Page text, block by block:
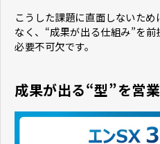
こうした課題に直面しないた
なく、“成果が出る仕組み”を
必要不可欠です。
成果が出る“型”を営